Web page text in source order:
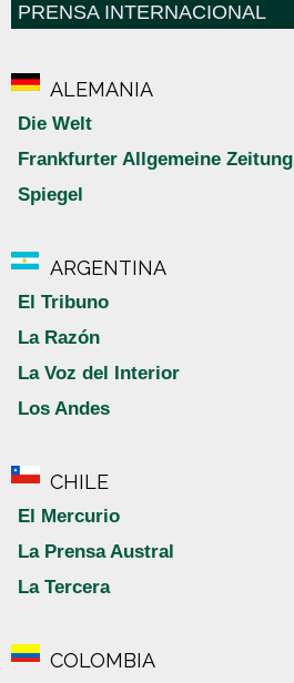
PRENSA INTERNACIONAL
ALEMANIA
Die Welt
Frankfurter Allgemeine Zeitung
Spiegel
ARGENTINA
El Tribuno
La Razón
La Voz del Interior
Los Andes
CHILE
El Mercurio
La Prensa Austral
La Tercera
COLOMBIA